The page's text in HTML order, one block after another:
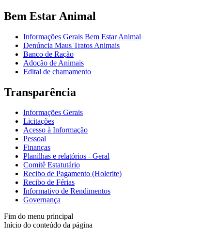
Bem Estar Animal
Informações Gerais Bem Estar Animal
Denúncia Maus Tratos Animais
Banco de Ração
Adoção de Animais
Edital de chamamento
Transparência
Informações Gerais
Licitações
Acesso à Informação
Pessoal
Finanças
Planilhas e relatórios - Geral
Comitê Estatutário
Recibo de Pagamento (Holerite)
Recibo de Férias
Informativo de Rendimentos
Governança
Fim do menu principal
Início do conteúdo da página